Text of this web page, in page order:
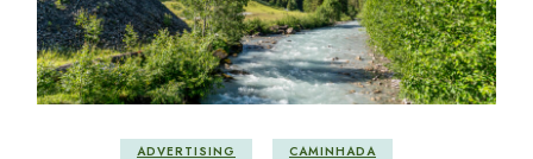
ADVERTISING
CAMINHADA